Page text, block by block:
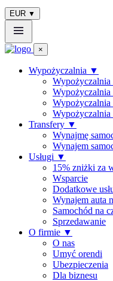
EUR ▼
×
Wypożyczalnia ▼
Transfery ▼
Wynajmę
Wynajem
Usługi ▼
15% zniżki za
Wsparcie
Dodatkowe
Wynajem auta
Samochód na
Sprzedawanie
O firmie ▼
O nas
Umyć orendi
Ubezpieczenia
Dla biznesu